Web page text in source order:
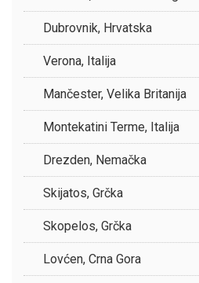
Dubrovnik, Hrvatska
Verona, Italija
Mančester, Velika Britanija
Montekatini Terme, Italija
Drezden, Nemačka
Skijatos, Grčka
Skopelos, Grčka
Lovćen, Crna Gora